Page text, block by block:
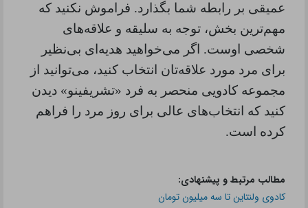
عمیقی بر رابطه شما بگذارد. فراموش نکنید که
مهم‌ترین بخش، توجه به سلیقه و علاقه‌های
شخصی اوست. اگر می‌خواهید هدیه‌ای بی‌نظیر
برای مرد مورد علاقه‌تان انتخاب کنید، می‌توانید از
مجموعه کادویی منحصر به فرد «تشریفینو» دیدن
کنید که انتخاب‌های عالی برای روز مرد را فراهم
کرده است.
مطالب مرتبط و پیشنهادی:
کادوی ولنتاین تا سه میلیون تومان